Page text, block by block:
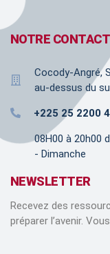
NOTRE CONTACT
Cocody-Angré,
au-dessus du
+225 25 2200
08H00 à 20h00
- Dimanche
NEWSLETTER
Recevez des
préparer l’avenir.